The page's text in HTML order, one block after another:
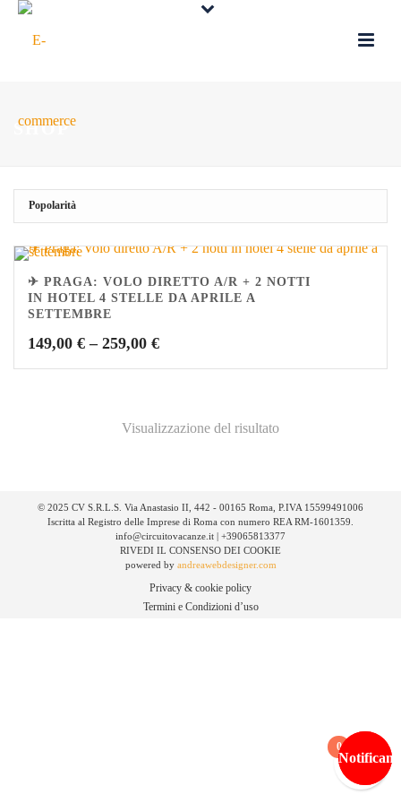
SHOP
✈ PRAGA: VOLO DIRETTO A/R + 2 NOTTI
IN HOTEL 4 STELLE DA APRILE A
SETTEMBRE
149,00 € – 259,00 €
Visualizzazione del risultato
© 2025 CV S.R.L.S. Via Anastasio II, 442 - 00165 Roma, P.IVA 15599491006
Iscritta al Registro delle Imprese di Roma con numero REA RM-1601359.
info@circuitovacanze.it | +39065813377
RIVEDI IL CONSENSO DEI COOKIE
powered by andreawebdesigner.com
Privacy & cookie policy
Termini e Condizioni d’uso
0
Notificami
Notificami